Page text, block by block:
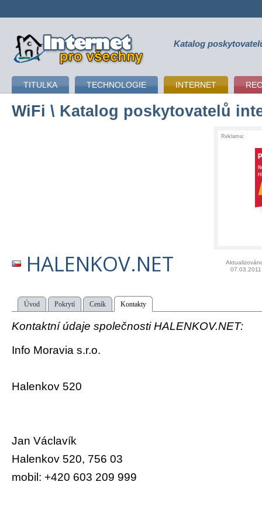
připojení k internetu Katalog
TITULKA TECHNOLOGIE INTERNET
WiFi \ Katalog poskytovatelů
Reklama:
HALENKOV.NET
07.03.2011
Úvod Pokrytí Ceník Kontakty
Kontaktní údaje společnosti HALENKOV.NET:
Info Moravia s.r.o.
Halenkov 520
Jan Václavík
Halenkov 520, 756 03
mobil: +420 603 209 999